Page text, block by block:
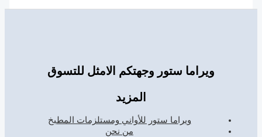
ويراما ستور وجهتكم الامثل للتسوق
المزيد
ويراما ستور للأواني ومستلزمات المطبخ
من نحن